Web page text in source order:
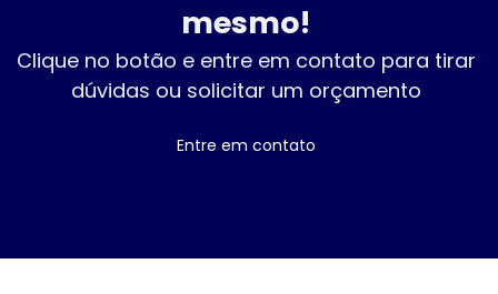
mesmo!
Clique no botão e entre em contato para tirar
dúvidas ou solicitar um orçamento
Entre em contato